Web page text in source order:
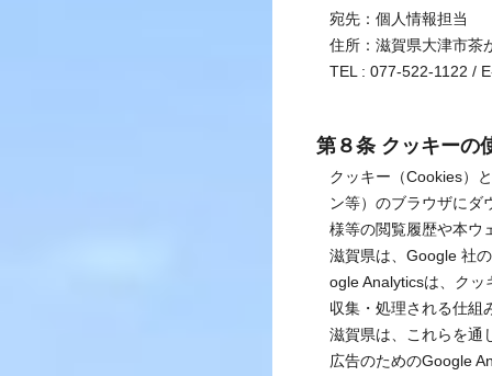
宛先：個人情報担当
住所：滋賀県大津市茶
TEL : 077-522-1122 /
第８条 クッキーの
クッキー（Cookies）
ン等）のブラウザにダ
様等の閲覧履歴や本ウ
滋賀県は、Google 社
ogle Analyticsは、ク
収集・処理される仕組
滋賀県は、これらを通
広告のためのGoogle